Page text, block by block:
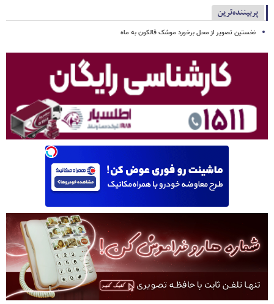
پربیننده‌ترین
نخستین تصویر از محل برخورد موشک فالکون به ماه